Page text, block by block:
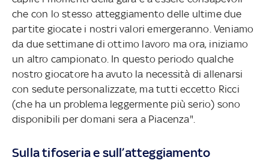
che con lo stesso atteggiamento delle ultime due
partite giocate i nostri valori emergeranno. Veniamo
da due settimane di ottimo lavoro ma ora, iniziamo
un altro campionato. In questo periodo qualche
nostro giocatore ha avuto la necessità di allenarsi
con sedute personalizzate, ma tutti eccetto Ricci
(che ha un problema leggermente più serio) sono
disponibili per domani sera a Piacenza".
Sulla tifoseria e sull’atteggiamento